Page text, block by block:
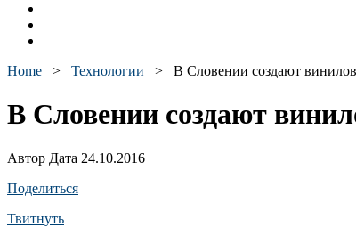
Home > Технологии > В Словении создают
В Словении создают
Автор Дата 24.10.2016
Поделиться
Твитнуть